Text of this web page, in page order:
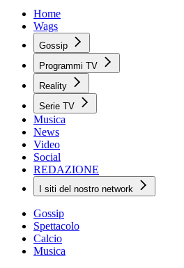
Home
Wags
Gossip
Programmi TV
Reality
Serie TV
Musica
News
Video
Social
REDAZIONE
I siti del nostro network
Gossip
Spettacolo
Calcio
Musica